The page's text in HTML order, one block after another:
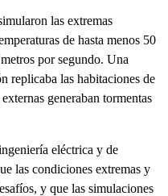
las extremas
de hasta menos 50
por segundo. Una
replicaba las habitaciones de
generaban tormentas
eléctrica y de
las condiciones extremas y
y que las simulaciones